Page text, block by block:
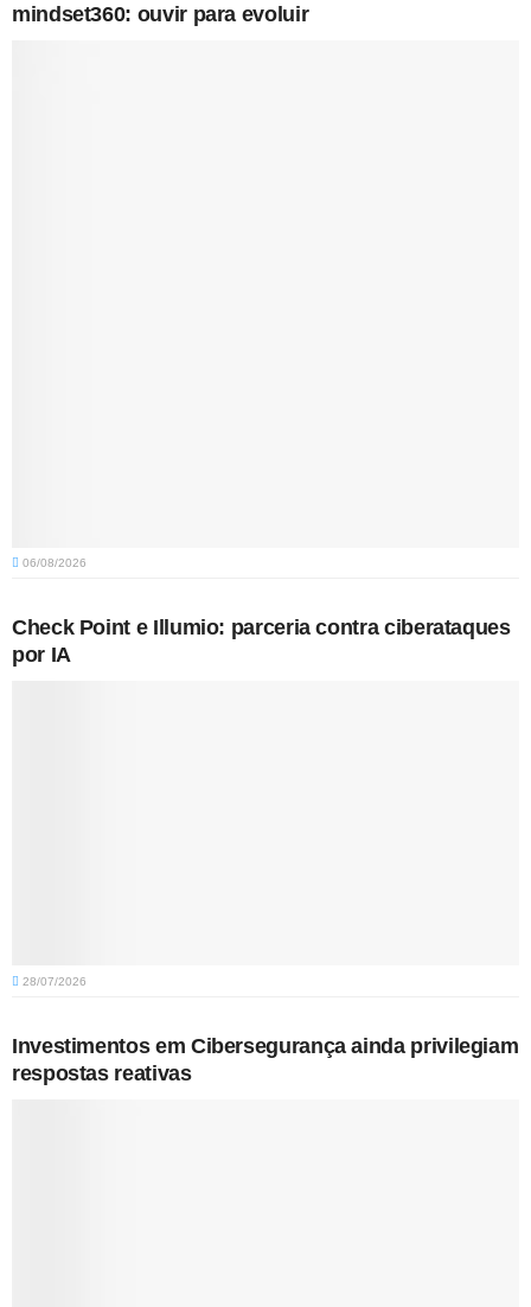
mindset360: ouvir para evoluir
06/08/2026
Check Point e Illumio: parceria contra ciberataques
por IA
28/07/2026
Investimentos em Cibersegurança ainda privilegiam
respostas reativas